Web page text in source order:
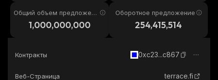
Общий объем предложени
1,000,000,000
Оборотное предложение
254,415,514
Контракты 0xc23...c867
Веб-Страница terrace.fi